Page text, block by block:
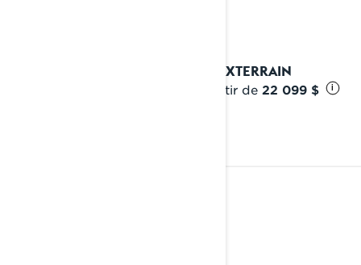
2025 XTERRAIN
À partir de 22 099 $ i